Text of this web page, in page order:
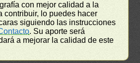
con mejor calidad a la
contribuir, lo puedes hacer
siguiendo las instrucciones
. Su aporte será
a mejorar la calidad de este